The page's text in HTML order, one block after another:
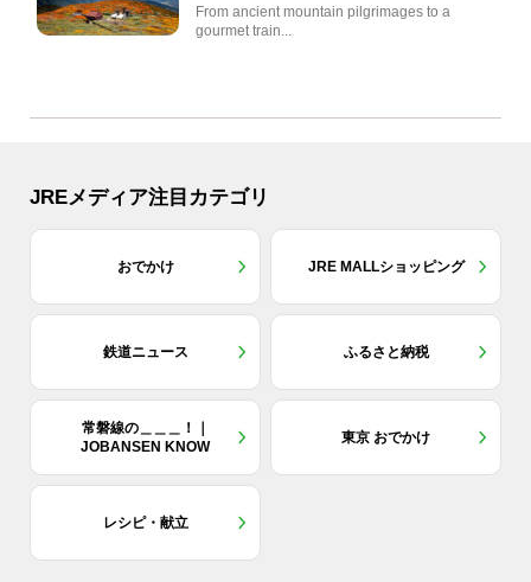
From ancient mountain pilgrimages to a
gourmet train...
JREメディア注目カテゴリ
おでかけ JRE MALLショッピング
鉄道ニュース ふるさと納税
常磐線の＿＿＿！｜
JOBANSEN KNOW
東京 おでかけ
レシピ・献立